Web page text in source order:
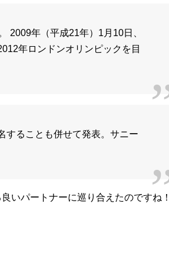
2009年（平成21年）1月10日、
年ロンドンオリンピックを目
することも併せて発表。サニー
いパートナーに巡り合えたのですね！